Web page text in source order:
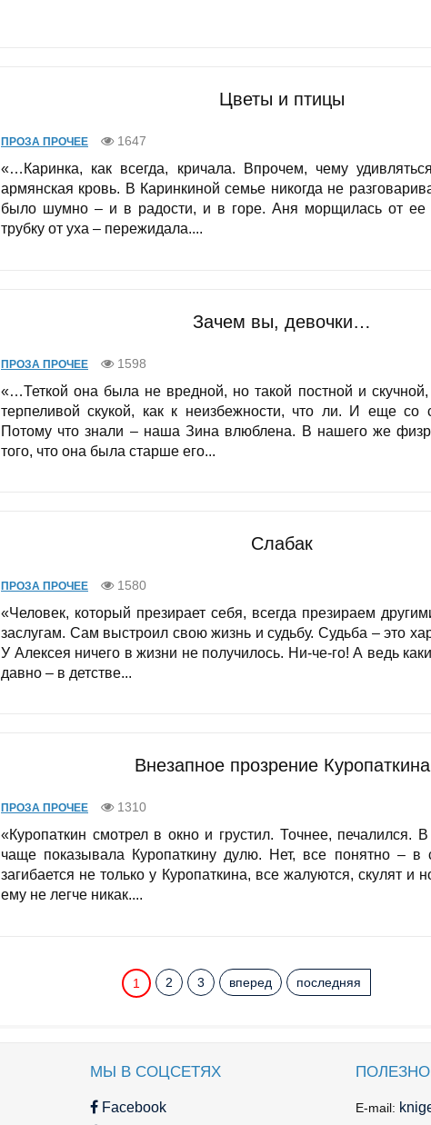
Цветы и птицы
ПРОЗА ПРОЧЕЕ 1647
«…Каринка, как всегда, кричала. Впрочем, чему
армянская кровь. В Каринкиной семье никогда не
было шумно – и в радости, и в горе. Аня морщилась от ее
трубку от уха – пережидала....
Зачем вы, девочки…
ПРОЗА ПРОЧЕЕ 1598
«…Теткой она была не вредной, но такой постной и
терпеливой скукой, как к неизбежности, что ли. И еще со
Потому что знали – наша Зина влюблена. В нашего же
того, что она была старше его...
Слабак
ПРОЗА ПРОЧЕЕ 1580
«Человек, который презирает себя, всегда презираем
заслугам. Сам выстроил свою жизнь и судьбу. Судьба – это
У Алексея ничего в жизни не получилось. Ни-че-го! А ведь
давно – в детстве...
Внезапное прозрение Куропаткина
ПРОЗА ПРОЧЕЕ 1310
«Куропаткин смотрел в окно и грустил. Точнее, печалился.
чаще показывала Куропаткину дулю. Нет, все понятно – в
загибается не только у Куропаткина, все жалуются, скулят и
ему не легче никак....
1 2 3 вперед последняя
МЫ В СОЦСЕТЯХ
Facebook
E-mail: